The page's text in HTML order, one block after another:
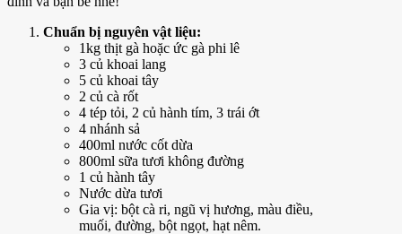
ngon
dễ
làm
Chuẩn bị nguyên vật liệu:
1kg thịt gà hoặc ức gà phi lê
3 củ khoai lang
5 củ khoai tây
2 củ cà rốt
4 tép tỏi, 2 củ hành tím, 3 trái ớt
4 nhánh sả
400ml nước cốt dừa
800ml sữa tươi không đường
1 củ hành tây
Nước dừa tươi
Gia vị: bột cà ri, ngũ vị hương, màu điều,
muối, đường, bột ngọt, hạt nêm.